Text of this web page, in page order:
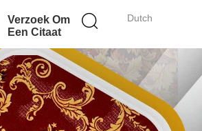
Dutch
Verzoek Om
Een Citaat